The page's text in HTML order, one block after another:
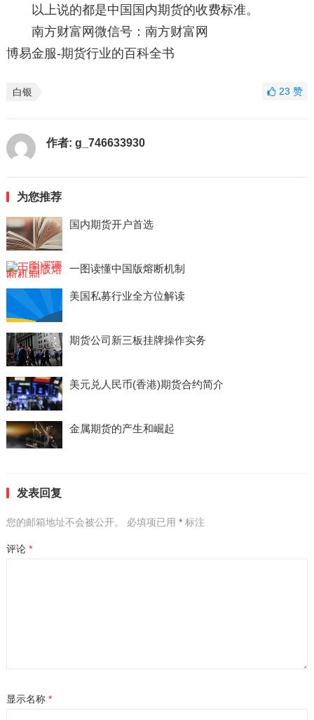
以上说的都是中国国内期货的收费标准。
南方财富网微信号：南方财富网
博易金服-期货行业的百科全书
白银 23赞
作者: g_746633930
为您推荐
国内期货开户首选
一图读懂中国版熔断机制
美国私募行业全方位解读
期货公司新三板挂牌操作实务
美元兑人民币(香港)期货合约简介
金属期货的产生和崛起
发表回复
您的邮箱地址不会被公开。 必填项已用 *标注
评论 *
显示名称 *